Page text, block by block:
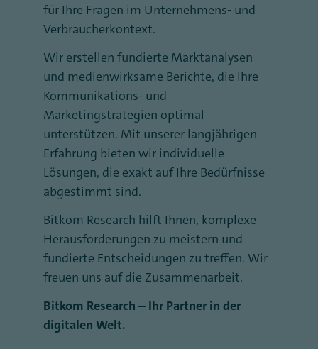
für Ihre Fragen im Unternehmens- und
Verbraucherkontext.
Wir erstellen fundierte Marktanalysen
und medienwirksame Berichte, die Ihre
Kommunikations- und
Marketingstrategien optimal
unterstützen. Mit unserer langjährigen
Erfahrung bieten wir individuelle
Lösungen, die exakt auf Ihre Bedürfnisse
abgestimmt sind.
Bitkom Research hilft Ihnen, komplexe
Herausforderungen zu meistern und
fundierte Entscheidungen zu treffen. Wir
freuen uns auf die Zusammenarbeit.
Bitkom Research – Ihr Partner in der
digitalen Welt.